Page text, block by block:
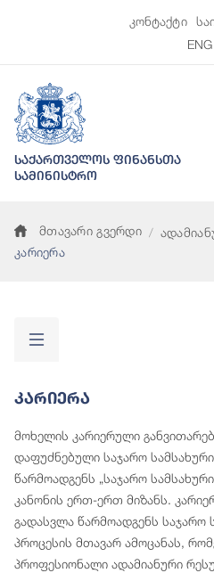
კონტაქტი
ENG
საქართველოს ფინანსთა
სამინისტრო
მთავარი გვერდი
კარიერა
Კარიერა
მოხელის კარიერული
დაფუძნებული საჯარო
წარმოადგენს „საჯარო
კანონის ერთ-ერთ მიზანს.
გადასვლა წარმოადგენს საჯარო
პროცესის მთავარ ამოცანას,
პროფესიონალი ადამიანური